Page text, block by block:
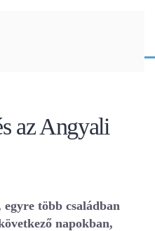
az Angyali
több családban
napokban,